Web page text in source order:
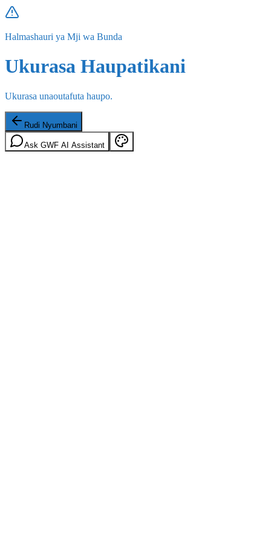
Halmashauri ya Mji wa Bunda
Ukurasa Haupatikani
Ukurasa unaoutafuta haupo.
Rudi Nyumbani
Ask GWF AI Assistant